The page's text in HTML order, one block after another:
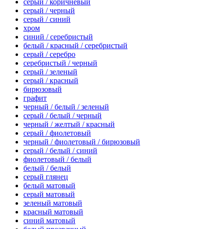
серый / коричневый
серый / черный
серый / синий
хром
синий / серебристый
белый / красный / серебристый
серый / серебро
серебристый / черный
серый / зеленый
серый / красный
бирюзовый
графит
черный / белый / зеленый
серый / белый / черный
черный / желтый / красный
серый / фиолетовый
черный / фиолетовый / бирюзовый
серый / белый / синий
фиолетовый / белый
белый / белый
серый глянец
белый матовый
серый матовый
зеленый матовый
красный матовый
синий матовый